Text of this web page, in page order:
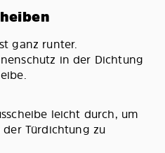
ganz runter.
in der Dichtung
leicht durch, um
Türdichtung zu